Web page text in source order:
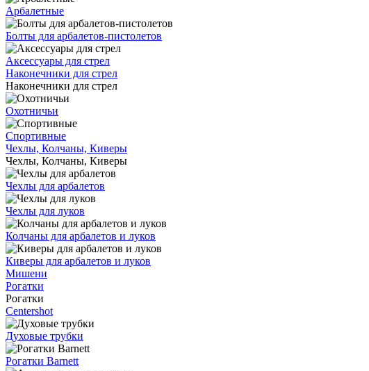
Арбалетные
Болты для арбалетов-пистолетов
Аксессуары для стрел
Наконечники для стрел
Наконечники для стрел
Охотничьи
Спортивные
Чехлы, Колчаны, Киверы
Чехлы, Колчаны, Киверы
Чехлы для арбалетов
Чехлы для луков
Колчаны для арбалетов и луков
Киверы для арбалетов и луков
Мишени
Рогатки
Рогатки
Centershot
Духовые трубки
Рогатки Barnett